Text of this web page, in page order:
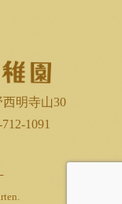
西明寺山30
1091